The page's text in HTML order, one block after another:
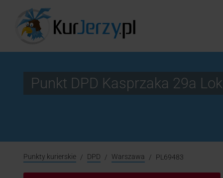
Punkt DPD Kasprzaka 29a
Punkty kurierskie DPD Warszawa PL69483